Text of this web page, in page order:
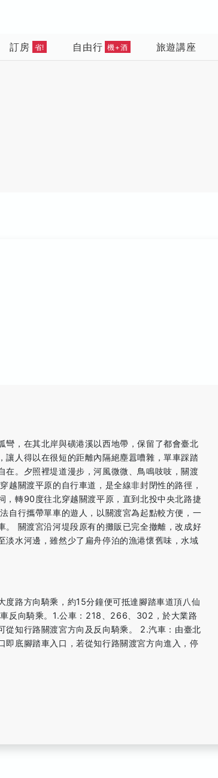
訂房 省! 自由行 機+酒 旅遊講座
，在其北岸與磺港溪以西地帶，保留了都會臺北
人得以在很短的距離內隔絕塵囂嘈雜，單車踩踏
。夕照裡堤道漫步，河風微微、鳥鳴吱吱，關渡
越關渡平原的自行車道，是全線非封閉性的路徑，
，轉90度往北穿越關渡平原，直到北投中央北路捷
自行攜帶單車的遊人，以關渡宮為起點較方便，一
。 關渡宮沿河堤段原有的攤販已完全撤離，改成好
淡水河邊，雖然少了扁舟停泊的漁港懷舊味，水域
路方向騎乘，約15分鐘便可抵達腳踏車道頂八仙
反向騎乘。1.公車：218、266、302，於大業路
從知行路關渡宮方向及反向騎乘。 2.汽車：由臺北
底腳踏車入口，若從知行路關渡宮方向進入，停